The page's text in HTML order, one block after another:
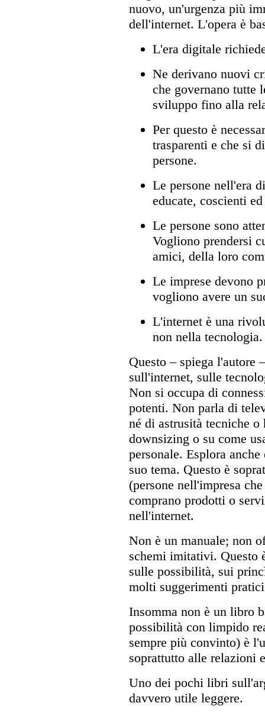
nuovo, un'urgenza più
dell'internet. L'opera è
L'era digitale
Ne derivano nuovi
che governano tutte
sviluppo fino alla
Per questo è
trasparenti e che si
persone.
Le persone nell'era
educate, coscienti
Le persone sono
Vogliono prendersi
amici, della loro
Le imprese devono
vogliono avere un
L'internet è una
non nella tecnologia.
Questo – spiega l'autore
sull'internet, sulle
Non si occupa di
potenti. Non parla di
né di astrusità tecniche
downsizing o su come
personale. Esplora
suo tema. Questo è
(persone nell'impresa
comprano prodotti o
nell'internet.
Non è un manuale; non
schemi imitativi. Questo
sulle possibilità, sui
molti suggerimenti
Insomma non è un libro
possibilità con limpido
sempre più convinto) è
soprattutto alle relazioni
Uno dei pochi libri
davvero utile leggere.